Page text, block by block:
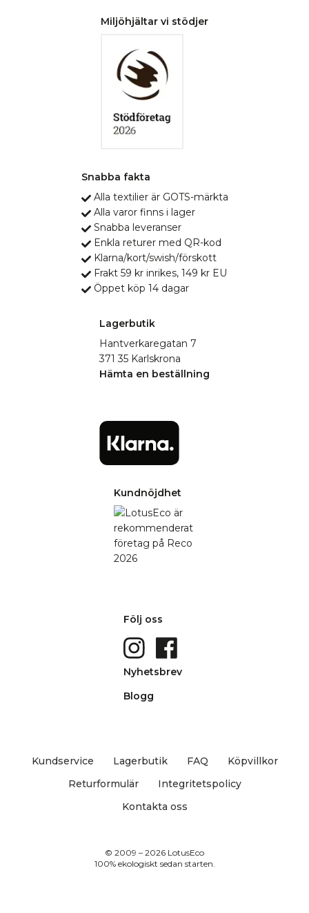
Miljöhjältar vi stödjer
Snabba fakta
Alla textilier är GOTS-märkta
Alla varor finns i lager
Snabba leveranser
Enkla returer med QR-kod
Klarna/kort/swish/förskott
Frakt 59 kr inrikes, 149 kr EU
Öppet köp 14 dagar
Lagerbutik
Hantverkaregatan 7
371 35 Karlskrona
Hämta en beställning
Kundnöjdhet
Följ oss
Nyhetsbrev
Blogg
Kundservice Lagerbutik FAQ
Köpvillkor
Returformulär
Integritetspolicy
Kontakta oss
© 2009 – 2026 LotusEco
100% ekologiskt sedan starten.